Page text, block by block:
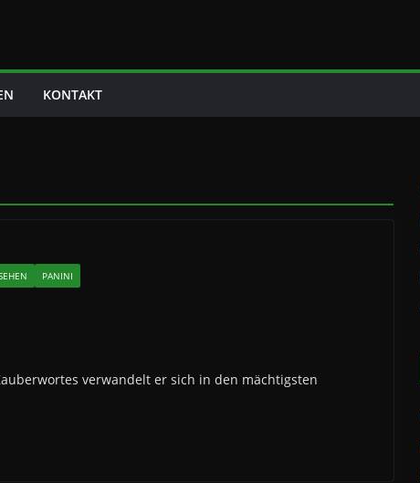
KONTAKT
PANINI
verwandelt er sich in den mächtigsten